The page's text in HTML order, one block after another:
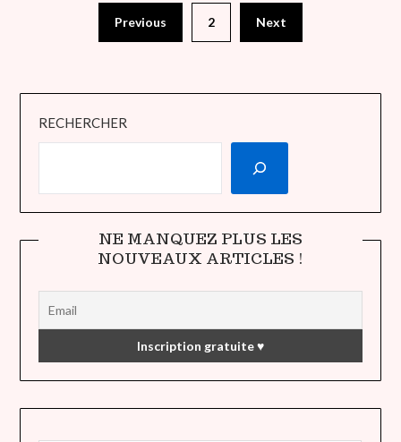
Previous 2 Next
RECHERCHER
NE MANQUEZ PLUS LES
NOUVEAUX ARTICLES !